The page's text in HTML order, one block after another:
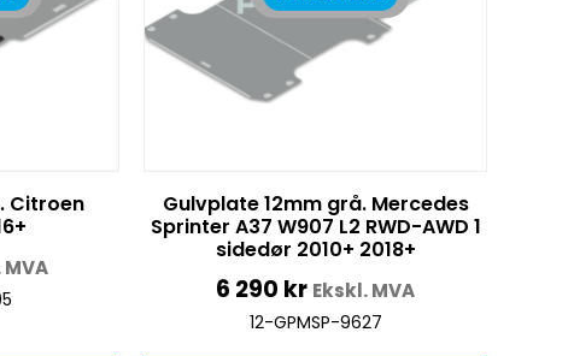
Citroen
MVA
Gulvplate 12mm grå. Mercedes
Sprinter A37 W907 L2 RWD-AWD 1
sidedør 2010+ 2018+
6 290 kr Ekskl. MVA
12-GPMSP-9627